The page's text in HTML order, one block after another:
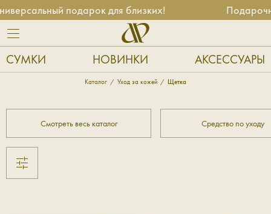
подарок для близких!
СУМКИ НОВИНКИ АКСЕССУАРЫ
Каталог Уход за кожей Щетка
Смотреть весь каталог Средство по уходу